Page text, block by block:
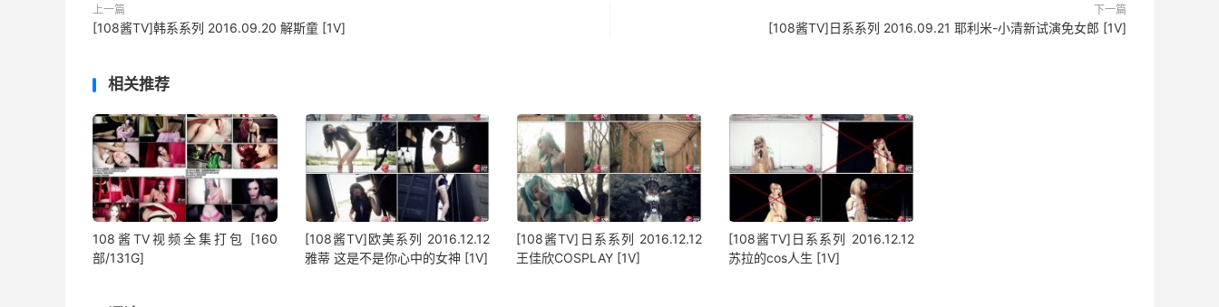
上一篇
[108酱TV]韩系系列 2016.09.20 解斯童 [1V]
下一篇
[108酱TV]日系系列 2016.09.21 耶利米-小清新试演免女郎 [1V]
相关推荐
108酱TV视频全集打包 [160
部/131G]
[108酱TV]欧美系列 2016.12.12
雅蒂 这是不是你心中的女神 [1V]
[108酱TV]日系系列 2016.12.12
王佳欣COSPLAY [1V]
[108酱TV]日系系列 2016.12.12
苏拉的cos人生 [1V]